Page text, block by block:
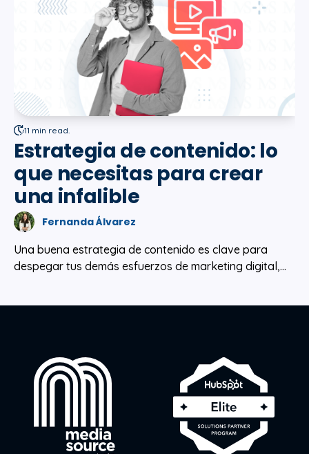
11 min read.
Estrategia de contenido: lo
que necesitas para crear
una infalible
Fernanda Álvarez
Una buena estrategia de contenido es clave para
despegar tus demás esfuerzos de marketing digital,...